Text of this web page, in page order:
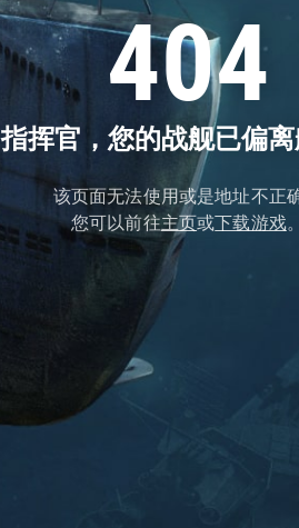
404
指挥官，您的战舰已偏离
该页面无法使用或是地址不正确
您可以前往主页或下载游戏。